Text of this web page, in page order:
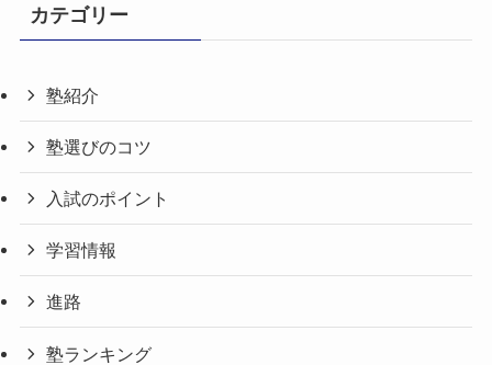
カテゴリー
塾紹介
塾選びのコツ
入試のポイント
学習情報
進路
塾ランキング